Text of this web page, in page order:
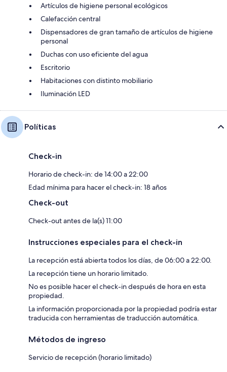
Artículos de higiene personal ecológicos
Calefacción central
Dispensadores de gran tamaño de artículos de higiene
personal
Duchas con uso eficiente del agua
Escritorio
Habitaciones con distinto mobiliario
Iluminación LED
Políticas
Check-in
Horario de check-in: de 14:00 a 22:00
Edad mínima para hacer el check-in: 18 años
Check-out
Check-out antes de la(s) 11:00
Instrucciones especiales para el check-in
La recepción está abierta todos los días, de 06:00 a 22:00.
La recepción tiene un horario limitado.
No es posible hacer el check-in después de hora en esta
propiedad.
La información proporcionada por la propiedad podría estar
traducida con herramientas de traducción automática.
Métodos de ingreso
Servicio de recepción (horario limitado)